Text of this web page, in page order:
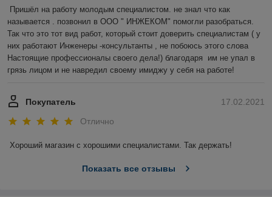
Пришёл на работу молодым специалистом. не знал что как
называется . позвонил в ООО " ИНЖЕКОМ" помогли разобраться.
Так что это тот вид работ, который стоит доверить специалистам ( у
них работают Инженеры -консультанты , не побоюсь этого слова
Настоящие профессионалы своего дела!) благодаря  им не упал в
грязь лицом и не навредил своему имиджу у себя на работе!
17.02.2021
Покупатель
Отлично
Хороший магазин с хорошими специалистами. Так держать!
Показать все отзывы